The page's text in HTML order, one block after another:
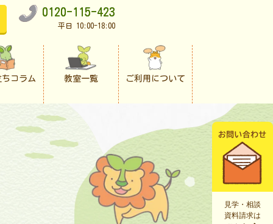
0120-115-423
平日 10:00-18:00
コラム 教室一覧 ご利用について
見学・相談
資料請求は